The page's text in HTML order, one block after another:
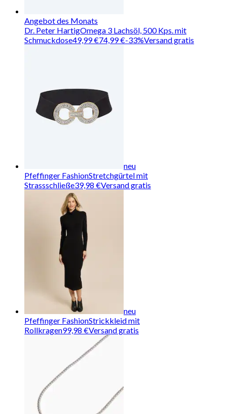
Angebot des Monats
Dr. Peter HartigOmega 3 Lachsöl, 500 Kps. mit
Schmuckdose49,99 €74,99 €-33%Versand gratis
neu
Pfeffinger FashionStretchgürtel mit
Strassschließe39,98 €Versand gratis
neu
Pfeffinger FashionStrickkleid mit
Rollkragen99,98 €Versand gratis